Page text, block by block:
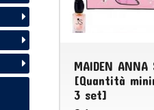
MAIDEN ANNA
[Quantità
3 set]